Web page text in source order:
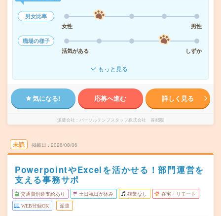
男女比率
女性
男性
職場の様子
活気がある
しずか
もっと見る
気になる! 応募へ進む 詳しく見る
派遣会社 パーソルテンプスタッフ株式会社 首都圏
未読 掲載日 2026/08/06
PowerpointやExcelを活かせる！部門運営を
支える事務サポ
交通費別途支給あり 土日祝日が休み 残業なし 在宅・リモート
WEB登録OK 派遣